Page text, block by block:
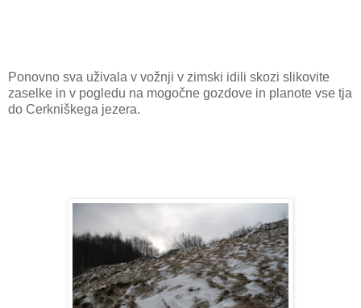
Ponovno sva uživala v vožnji v zimski idili skozi slikovite
zaselke in v pogledu na mogočne gozdove in planote vse tja
do Cerkniškega jezera.